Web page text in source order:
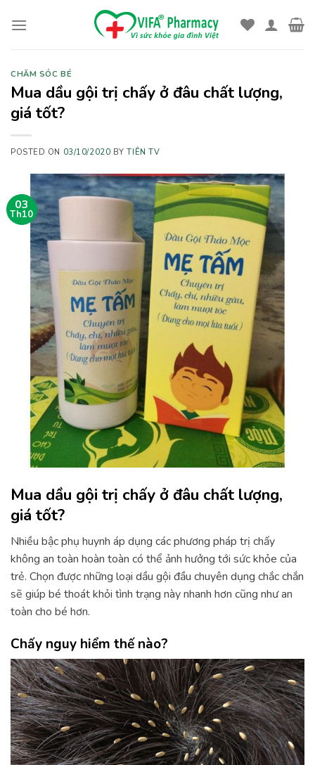
CHĂM SÓC BÉ
Mua dầu gội trị chấy ở đâu chất lượng,
giá tốt?
POSTED ON 03/10/2020 BYTIÊN TV
03
Th10
Mua dầu gội trị chấy ở đâu chất lượng,
giá tốt?
Nhiều bậc phụ huynh áp dụng các phương pháp trị chấy
không an toàn hoàn toàn có thể ảnh hưởng tới sức khỏe của
trẻ. Chọn được những loại dầu gội đầu chuyên dụng chắc chắn
sẽ giúp bé thoát khỏi tình trạng này nhanh hơn cũng như an
toàn cho bé hơn.
Chấy nguy hiểm thế nào?